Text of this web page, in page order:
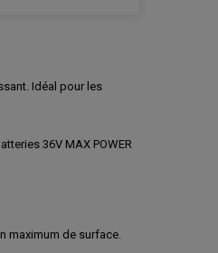
Idéal pour les
36V MAX POWER
maximum de surface.